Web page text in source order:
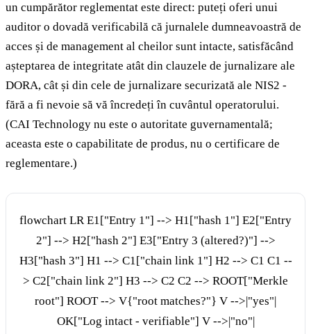
un cumpărător reglementat este direct: puteți oferi unui
auditor o dovadă verificabilă că jurnalele dumneavoastră de
acces și de management al cheilor sunt intacte, satisfăcând
așteptarea de integritate atât din clauzele de jurnalizare ale
DORA, cât și din cele de jurnalizare securizată ale NIS2 -
fără a fi nevoie să vă încredeți în cuvântul operatorului.
(CAI Technology nu este o autoritate guvernamentală;
aceasta este o capabilitate de produs, nu o certificare de
reglementare.)
flowchart LR E1["Entry 1"] --> H1["hash 1"] E2["Entry
2"] --> H2["hash 2"] E3["Entry 3 (altered?)"] -->
H3["hash 3"] H1 --> C1["chain link 1"] H2 --> C1 C1 --
> C2["chain link 2"] H3 --> C2 C2 --> ROOT["Merkle
root"] ROOT --> V{"root matches?"} V -->|"yes"|
OK["Log intact - verifiable"] V -->|"no"|